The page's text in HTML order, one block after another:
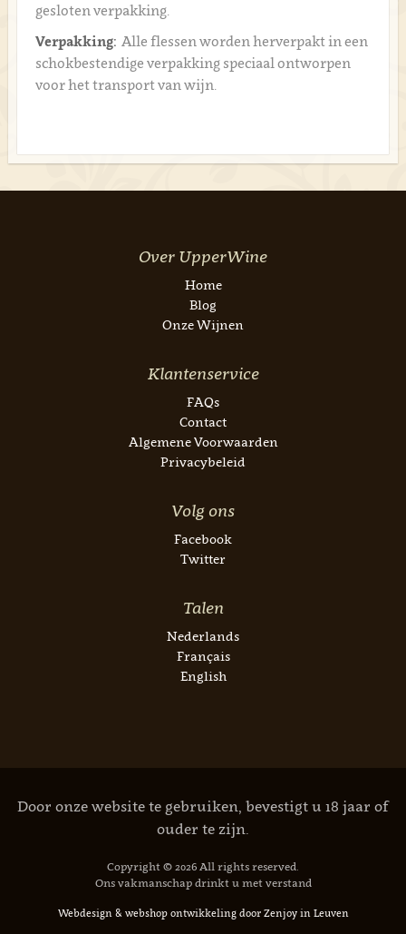
gesloten verpakking.
Verpakking: Alle flessen worden herverpakt in een
schokbestendige verpakking speciaal ontworpen
voor het transport van wijn.
Over UpperWine
Home
Blog
Onze Wijnen
Klantenservice
FAQs
Contact
Algemene Voorwaarden
Privacybeleid
Volg ons
Facebook
Twitter
Talen
Nederlands
Français
English
Door onze website te gebruiken, bevestigt u 18 jaar of
ouder te zijn.
Copyright © 2026 All rights reserved.
Ons vakmanschap drinkt u met verstand
Webdesign& webshop ontwikkelingdoor Zenjoy in Leuven